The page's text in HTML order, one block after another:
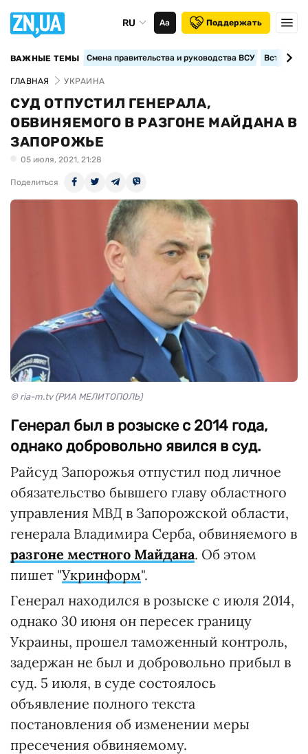
RU Аа Поддержать
ВАЖНЫЕ ТЕМЫ Смена правительства и руководства ВСУ
ГЛАВНАЯ УКРАИНА
СУД ОТПУСТИЛ ГЕНЕРАЛА,
ОБВИНЯЕМОГО В РАЗГОНЕ МАЙДАНА В
ЗАПОРОЖЬЕ
05 июля, 2021, 21:28
Поделиться
© ria-m.tv (РИА МЕЛИТОПОЛЬ)
Генерал был в розыске с 2014 года,
однако добровольно явился в суд.
Райсуд Запорожья отпустил под личное
обязательство бывшего главу областного
управления МВД в Запорожской области,
генерала Владимира Серба, обвиняемого в
разгоне местного Майдана. Об этом
пишет "Укринформ".
Генерал находился в розыске с июля 2014,
однако 30 июня он пересек границу
Украины, прошел таможенный контроль,
задержан не был и добровольно прибыл в
суд. 5 июля, в суде состоялось
объявление полного текста
постановления об изменении меры
пресечения обвиняемому.